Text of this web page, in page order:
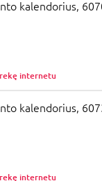
kalendorius,
internetu
kalendorius,
internetu